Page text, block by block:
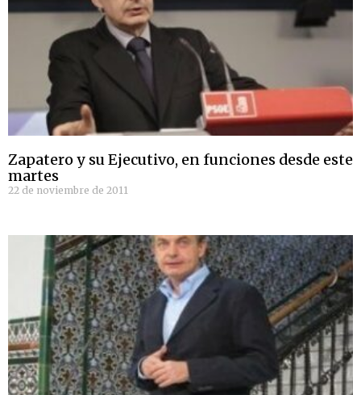
Zapatero y su Ejecutivo, en funciones desde este
martes
22 de noviembre de 2011